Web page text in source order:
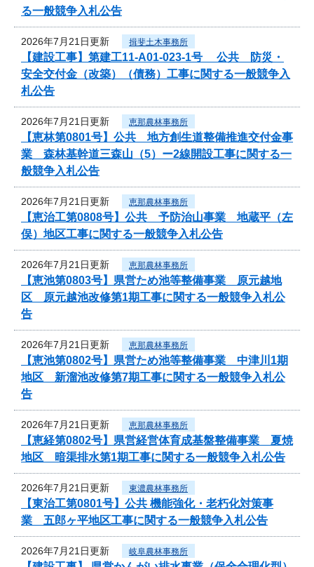
る一般競争入札公告
2026年7月21日更新 揖斐土木事務所
【建設工事】第建工11-A01-023-1号 公共 防災・
安全交付金（改築）（債務）工事に関する一般競争入
札公告
2026年7月21日更新 恵那農林事務所
【恵林第0801号】公共 地方創生道整備推進交付金事
業 森林基幹道三森山（5）ー2線開設工事に関する一
般競争入札公告
2026年7月21日更新 恵那農林事務所
【恵治工第0808号】公共 予防治山事業 地蔵平（左
俣）地区工事に関する一般競争入札公告
2026年7月21日更新 恵那農林事務所
【恵池第0803号】県営ため池等整備事業 原元越地
区 原元越池改修第1期工事に関する一般競争入札公
告
2026年7月21日更新 恵那農林事務所
【恵池第0802号】県営ため池等整備事業 中津川1期
地区 新溜池改修第7期工事に関する一般競争入札公
告
2026年7月21日更新 恵那農林事務所
【恵経第0802号】県営経営体育成基盤整備事業 夏焼
地区 暗渠排水第1期工事に関する一般競争入札公告
2026年7月21日更新 東濃農林事務所
【東治工第0801号】公共 機能強化・老朽化対策事
業 五郎ヶ平地区工事に関する一般競争入札公告
2026年7月21日更新 岐阜農林事務所